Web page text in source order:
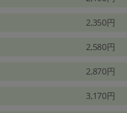
2,350円
2,580円
2,870円
3,170円